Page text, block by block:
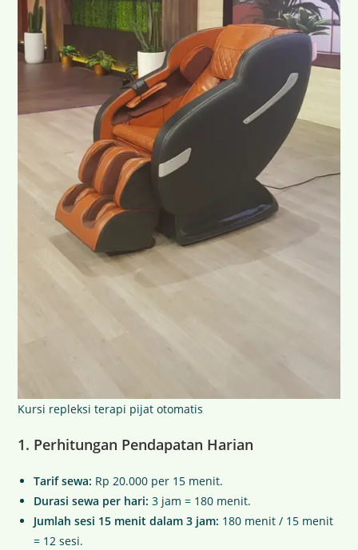
Kursi repleksi terapi pijat otomatis
1. Perhitungan Pendapatan Harian
Tarif sewa: Rp 20.000 per 15 menit.
Durasi sewa per hari: 3 jam = 180 menit.
Jumlah sesi 15 menit dalam 3 jam: 180 menit / 15 menit
= 12 sesi.